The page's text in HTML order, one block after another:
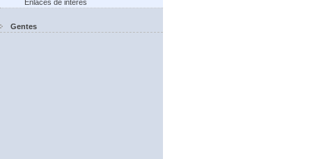
Enlaces de interés
Gentes